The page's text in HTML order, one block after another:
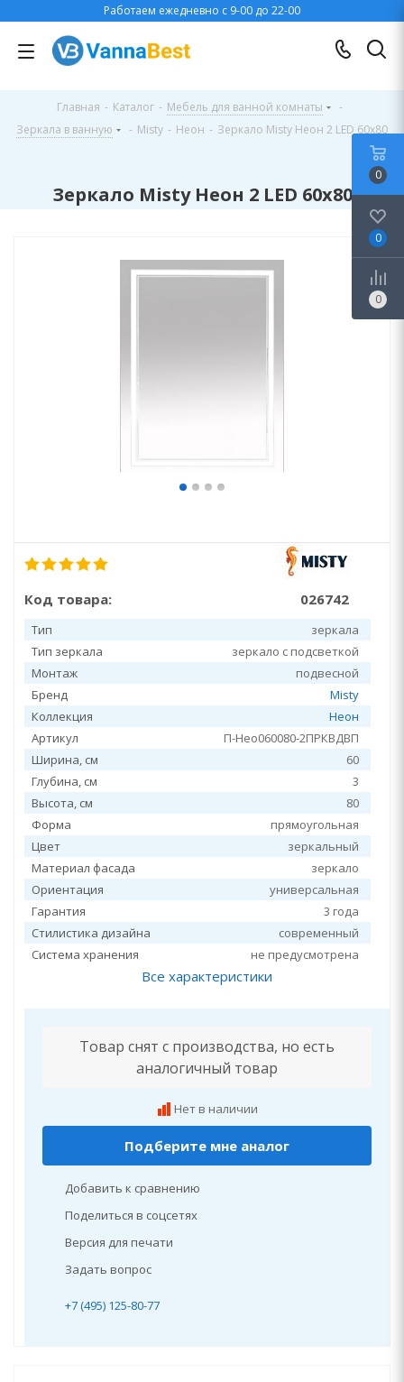
Работаем ежедневно с 9-00 до 22-00
Главная - Каталог - Мебель для ванной комнаты
-
Зеркала в ванную
- Misty - Неон - Зеркало Misty Неон 2 LED 60x80
Зеркало Misty Неон 2 LED 60x80
Код товара: 026742
Тип
зеркала
Тип зеркала
зеркало с подсветкой
Монтаж
подвесной
Бренд
Misty
Коллекция
Неон
Артикул
П-Нео060080-2ПРКВДВП
Ширина, см
60
Глубина, см
3
Высота, см
80
Форма
прямоугольная
Цвет
зеркальный
Материал фасада
зеркало
Ориентация
универсальная
Гарантия
3 года
Стилистика дизайна
современный
Система хранения
не предусмотрена
Все характеристики
Товар снят с производства, но есть
аналогичный товар
Нет в наличии
Подберите мне аналог
Добавить к сравнению
Поделиться в соцсетях
Версия для печати
Задать вопрос
+7 (495) 125-80-77
0
0
0